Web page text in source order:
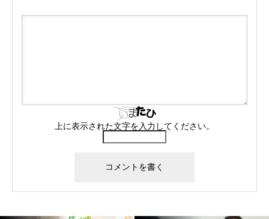
上に表示された文字を入力してください。